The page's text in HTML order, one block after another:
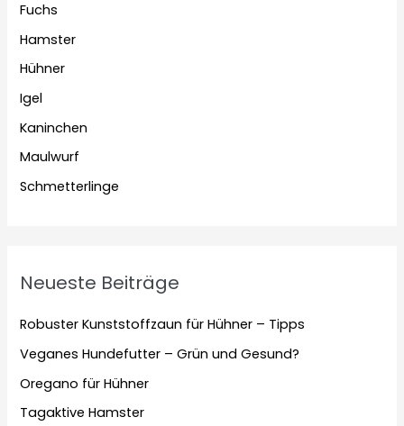
Fuchs
Hamster
Hühner
Igel
Kaninchen
Maulwurf
Schmetterlinge
Neueste Beiträge
Robuster Kunststoffzaun für Hühner – Tipps
Veganes Hundefutter – Grün und Gesund?
Oregano für Hühner
Tagaktive Hamster